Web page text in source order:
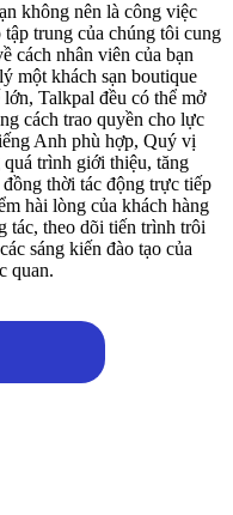
không nên là công việc
trung của chúng tôi cung
cách nhân viên của bạn
một khách sạn boutique
Talkpal đều có thể mở
cách trao quyền cho lực
Anh phù hợp, Quý vị
trình giới thiệu, tăng
thời tác động trực tiếp
hài lòng của khách hàng
tác, theo dõi tiến trình trôi
sáng kiến đào tạo của
quan.